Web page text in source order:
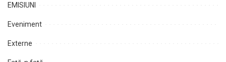
EMISIUNI
Eveniment
Externe